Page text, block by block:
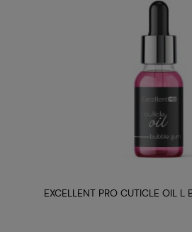
EXCELLENT PRO CUTICLE OIL L